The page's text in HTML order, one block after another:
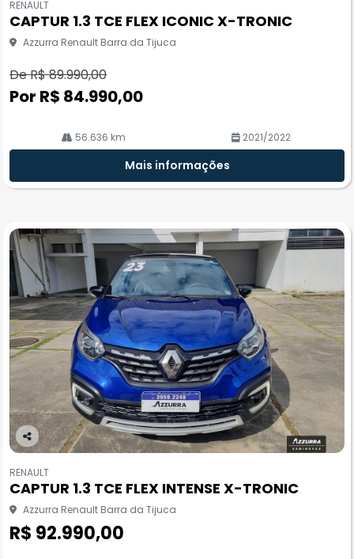
pa
rtil
he
RENAULT
CAPTUR 1.3 TCE FLEX ICONIC X-TRONIC
Azzurra Renault Barra da Tijuca
De R$ 89.990,00
Por R$ 84.990,00
56.636 km 2021/2022
Mais informações
Co
pa
rtil
he
RENAULT
CAPTUR 1.3 TCE FLEX INTENSE X-TRONIC
Azzurra Renault Barra da Tijuca
R$ 92.990,00